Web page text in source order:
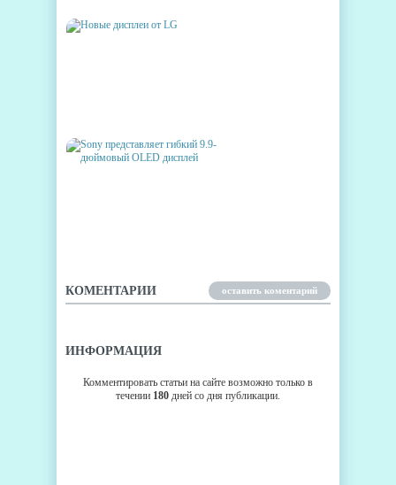
КОМЕНТАРИИ оставить коментарий
ИНФОРМАЦИЯ
Комментировать статьи на сайте возможно только в
течении 180 дней со дня публикации.